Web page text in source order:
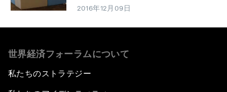
2016年12月09日
世界経済フォーラムについて
私たちのストラテジー